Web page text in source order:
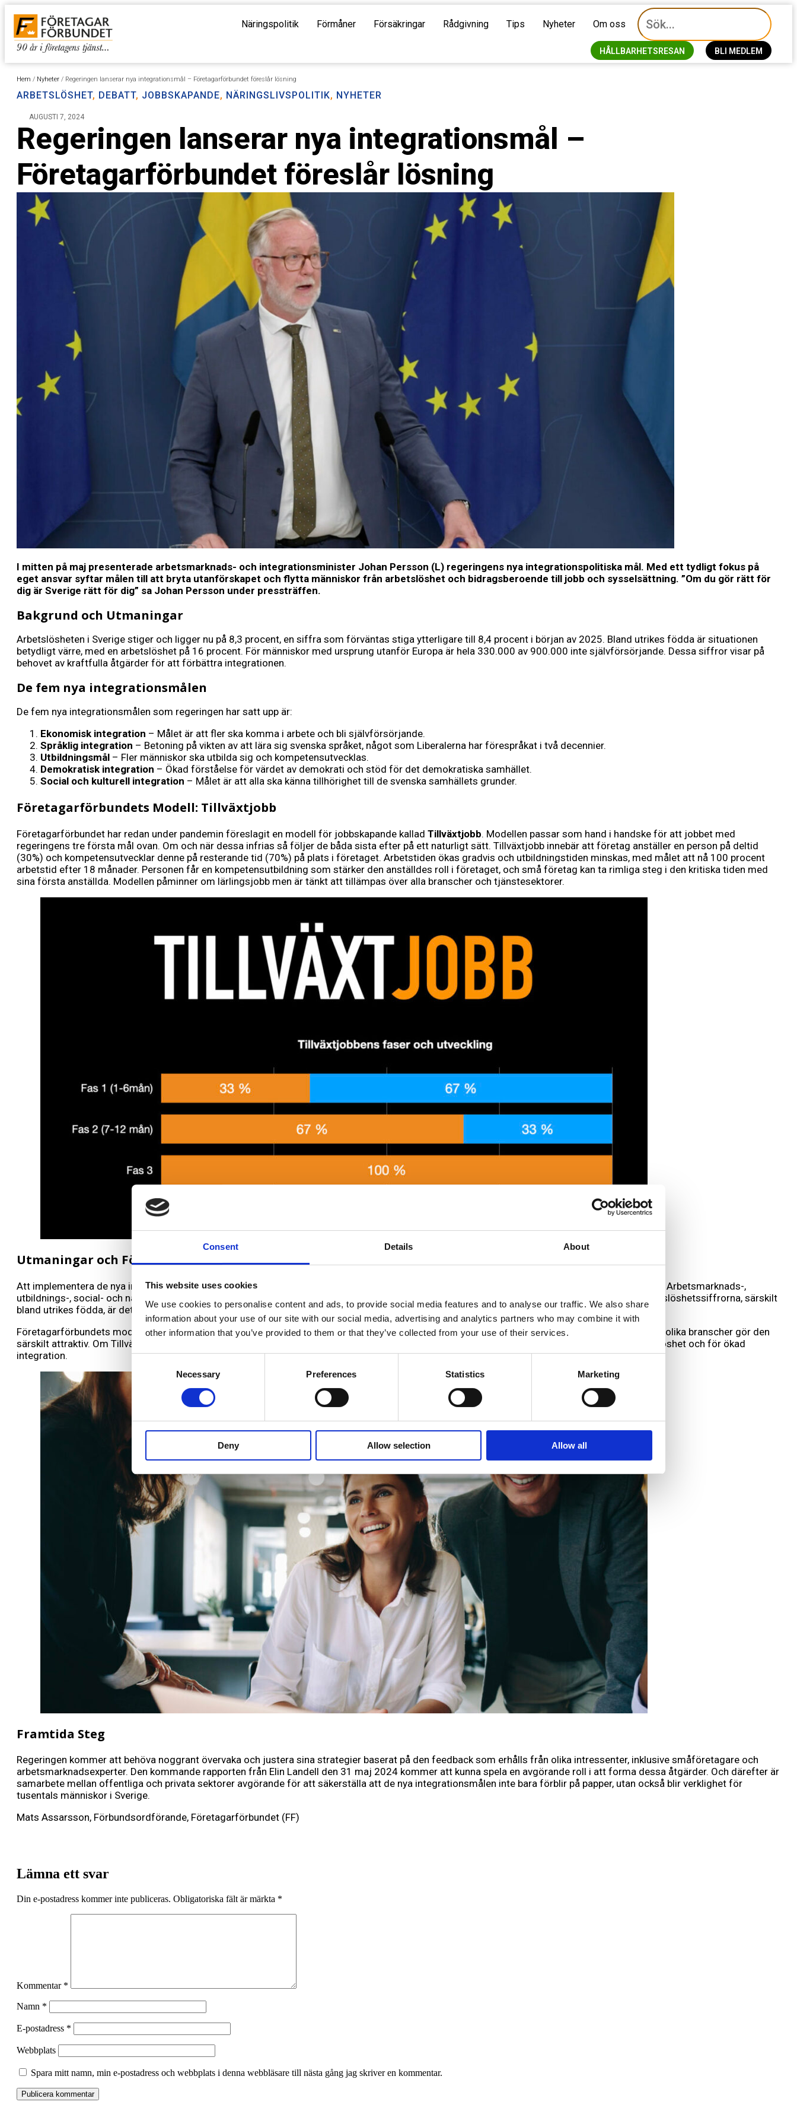
Consent Details About
This website uses cookies
We use cookies to personalise content and ads, to provide social media features and to analyse our traffic. We also share
information about your use of our site with our social media, advertising and analytics partners who may combine it with
other information that you’ve provided to them or that they’ve collected from your use of their services.
Selection
Necessary Preferences Statistics Marketing
Deny Allow selection Allow all
Näringspolitik Förmåner Försäkringar Rådgivning Tips Nyheter Om oss
HÅLLBARHETSRESAN BLI MEDLEM
Hem / Nyheter / Regeringen lanserar nya integrationsmål – Företagarförbundet föreslår lösning
ARBETSLÖSHET, DEBATT, JOBBSKAPANDE, NÄRINGSLIVSPOLITIK, NYHETER
AUGUSTI 7, 2024
Regeringen lanserar nya integrationsmål –
Företagarförbundet föreslår lösning
I mitten på maj presenterade arbetsmarknads- och integrationsminister Johan Persson (L) regeringens nya integrationspolitiska mål. Med ett tydligt fokus på
eget ansvar syftar målen till att bryta utanförskapet och flytta människor från arbetslöshet och bidragsberoende till jobb och sysselsättning. ”Om du gör rätt för
dig är Sverige rätt för dig” sa Johan Persson under pressträffen.
Bakgrund och Utmaningar
Arbetslösheten i Sverige stiger och ligger nu på 8,3 procent, en siffra som förväntas stiga ytterligare till 8,4 procent i början av 2025. Bland utrikes födda är situationen
betydligt värre, med en arbetslöshet på 16 procent. För människor med ursprung utanför Europa är hela 330.000 av 900.000 inte självförsörjande. Dessa siffror visar på
behovet av kraftfulla åtgärder för att förbättra integrationen.
De fem nya integrationsmålen
De fem nya integrationsmålen som regeringen har satt upp är:
Ekonomisk integration – Målet är att fler ska komma i arbete och bli självförsörjande.
Språklig integration – Betoning på vikten av att lära sig svenska språket, något som Liberalerna har förespråkat i två decennier.
Utbildningsmål – Fler människor ska utbilda sig och kompetensutvecklas.
Demokratisk integration – Ökad förståelse för värdet av demokrati och stöd för det demokratiska samhället.
Social och kulturell integration – Målet är att alla ska känna tillhörighet till de svenska samhällets grunder.
Företagarförbundets Modell: Tillväxtjobb
Företagarförbundet har redan under pandemin föreslagit en modell för jobbskapande kallad Tillväxtjobb. Modellen passar som hand i handske för att jobbet med
regeringens tre första mål ovan. Om och när dessa infrias så följer de båda sista efter på ett naturligt sätt. Tillväxtjobb innebär att företag anställer en person på deltid
(30%) och kompetensutvecklar denne på resterande tid (70%) på plats i företaget. Arbetstiden ökas gradvis och utbildningstiden minskas, med målet att nå 100 procent
arbetstid efter 18 månader. Personen får en kompetensutbildning som stärker den anställdes roll i företaget, och små företag kan ta rimliga steg i den kritiska tiden med
sina första anställda. Modellen påminner om lärlingsjobb men är tänkt att tillämpas över alla branscher och tjänstesektorer.
Utmaningar och Förväntningar
Att implementera de nya integrationsmålen och stödja modeller som Tillväxtjobb kommer att kräva samordnade insatser från flera olika sektorer. Arbetsmarknads-,
utbildnings-, social- och näringsdepartementen måste arbeta tillsammans för att skapa hållbara lösningar. Med tanke på de nuvarande höga arbetslöshetssiffrorna, särskilt
bland utrikes födda, är det avgörande att nya strategier testas och utvärderas snabbt.
Företagarförbundets modell erbjuder ett konkret sätt att överbrygga gapet mellan utbildning och arbetsmarknad, och dess breda tillämpning över olika branscher gör den
särskilt attraktiv. Om Tillväxtjobb kan skalas upp och integreras i nationell politik, finns det potential för betydande framsteg i kampen mot arbetslöshet och för ökad
integration.
Framtida Steg
Regeringen kommer att behöva noggrant övervaka och justera sina strategier baserat på den feedback som erhålls från olika intressenter, inklusive småföretagare och
arbetsmarknadsexperter. Den kommande rapporten från Elin Landell den 31 maj 2024 kommer att kunna spela en avgörande roll i att forma dessa åtgärder. Och därefter är
samarbete mellan offentliga och privata sektorer avgörande för att säkerställa att de nya integrationsmålen inte bara förblir på papper, utan också blir verklighet för
tusentals människor i Sverige.
Mats Assarsson, Förbundsordförande, Företagarförbundet (FF)
Lämna ett svar
Din e-postadress kommer inte publiceras. Obligatoriska fält är märkta *
Kommentar *
Namn *
E-postadress *
Webbplats
Spara mitt namn, min e-postadress och webbplats i denna webbläsare till nästa gång jag skriver en kommentar.